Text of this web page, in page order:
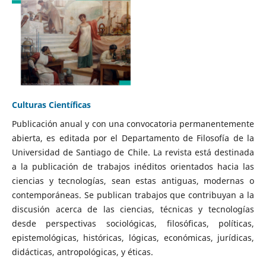
Culturas Científicas
Publicación anual y con una convocatoria permanentemente
abierta, es editada por el Departamento de Filosofía de la
Universidad de Santiago de Chile. La revista está destinada
a la publicación de trabajos inéditos orientados hacia las
ciencias y tecnologías, sean estas antiguas, modernas o
contemporáneas. Se publican trabajos que contribuyan a la
discusión acerca de las ciencias, técnicas y tecnologías
desde perspectivas sociológicas, filosóficas, políticas,
epistemológicas, históricas, lógicas, económicas, jurídicas,
didácticas, antropológicas, y éticas.